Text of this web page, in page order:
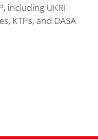
including UKRI
KTPs, and DASA